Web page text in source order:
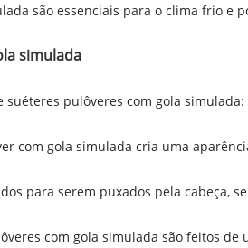
são essenciais para o clima frio e
simulada
pulôveres com gola simulada:
com gola simulada cria uma
para serem puxados pela cabeça,
com gola simulada são feitos